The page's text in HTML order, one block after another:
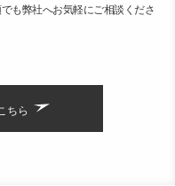
も弊社へお気軽にご相談くださ
ちら